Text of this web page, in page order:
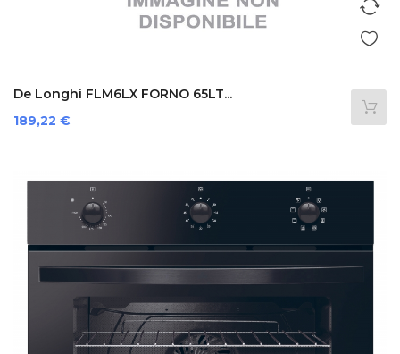
De Longhi FLM6LX FORNO 65LT...
Prezzo
189,22 €